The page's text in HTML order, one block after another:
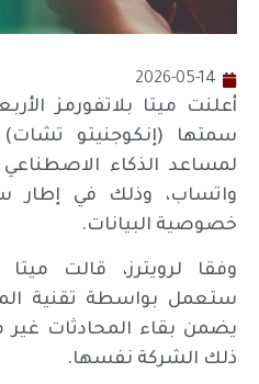
2026-05-14
أعلنت ميتا بلاتفورمز
سمتها (إنكوجنيتو تشات)
لمساعد الذكاء
واتساب، وذلك في إطار
خصوصية البيانات.
وفقا لرويترز، قالت
ستعمل بواسطة تقنية
يضمن بقاء المحادثات
ذلك الشركة نفسها.